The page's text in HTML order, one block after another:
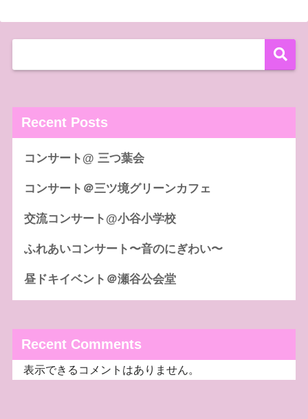
Recent Posts
コンサート@ 三つ葉会
コンサート＠三ツ境グリーンカフェ
交流コンサート@小谷小学校
ふれあいコンサート〜音のにぎわい〜
昼ドキイベント＠瀬谷公会堂
Recent Comments
表示できるコメントはありません。